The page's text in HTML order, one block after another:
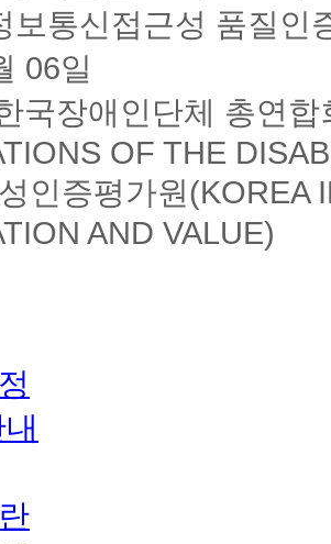
보통신접근성 품질인
06일
국장애인단체 총연
OF THE
인증평가원(KOREA
AND VALUE)